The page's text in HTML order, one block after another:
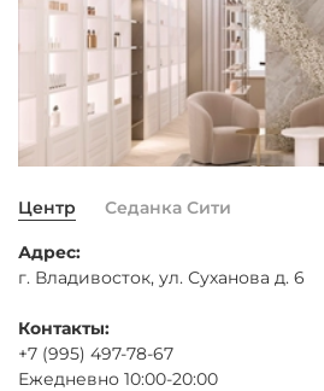
Центр Седанка Сити
Адрес:
г. Владивосток, ул. Суханова д. 6
Контакты:
+7 (995) 497-78-67
Ежедневно 10:00-20:00